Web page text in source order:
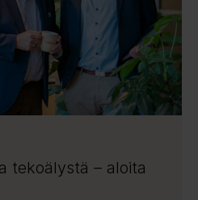
tekoälystä – aloita